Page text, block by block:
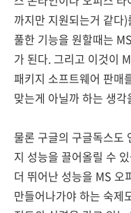
까지만 지원되는거 같다
풀한 기능을 원할때는
가 된다. 그리고 이것이
패키지 소프트웨어 판매
맞는게 아닐까 하는 생각
물론 구글의 구글독스도
지 성능을 끌어올릴 수
더 뛰어난 성능을 MS 오
만들어나가야 하는 숙제